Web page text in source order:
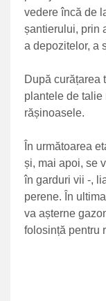
vedere încă de
șantierului, prin
a depozitelor, a
După curățarea
plantele de talie
rășinoasele.
În următoarea
și, mai apoi, se
în garduri vii -,
perene. În
va așterne
folosință pentru